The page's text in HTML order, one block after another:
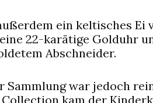
ein keltisches Ei
22-karätige Golduhr
Abschneider.
Sammlung war jedoch
kam der